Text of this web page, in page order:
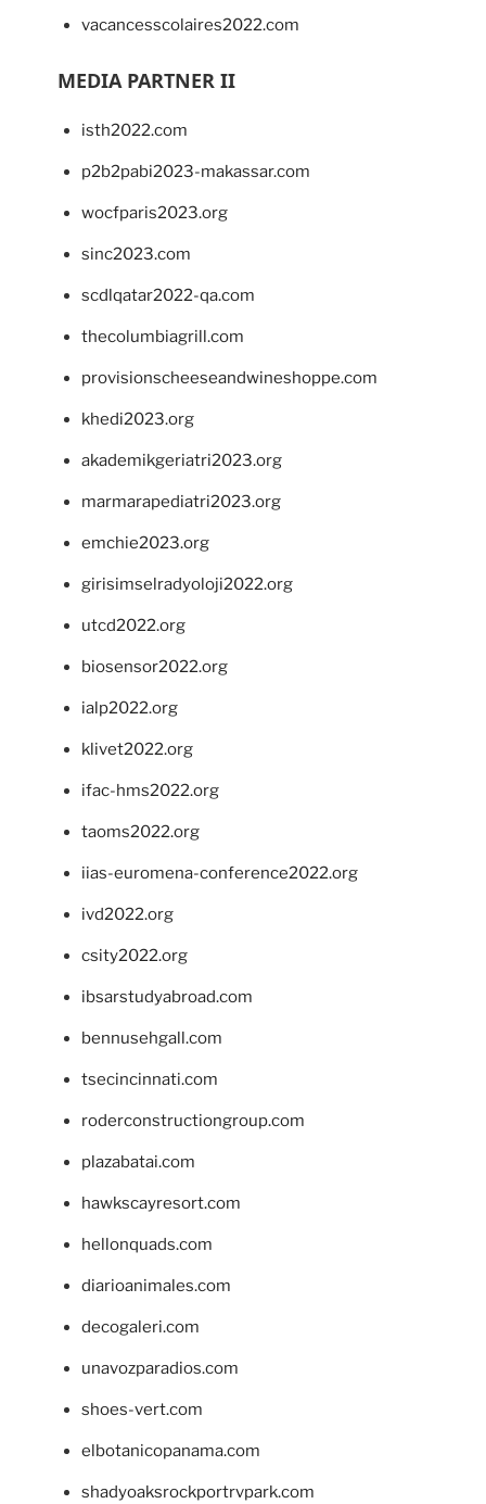
vacancesscolaires2022.com
MEDIA PARTNER II
isth2022.com
p2b2pabi2023-makassar.com
wocfparis2023.org
sinc2023.com
scdlqatar2022-qa.com
thecolumbiagrill.com
provisionscheeseandwineshoppe.com
khedi2023.org
akademikgeriatri2023.org
marmarapediatri2023.org
emchie2023.org
girisimselradyoloji2022.org
utcd2022.org
biosensor2022.org
ialp2022.org
klivet2022.org
ifac-hms2022.org
taoms2022.org
iias-euromena-conference2022.org
ivd2022.org
csity2022.org
ibsarstudyabroad.com
bennusehgall.com
tsecincinnati.com
roderconstructiongroup.com
plazabatai.com
hawkscayresort.com
hellonquads.com
diarioanimales.com
decogaleri.com
unavozparadios.com
shoes-vert.com
elbotanicopanama.com
shadyoaksrockportrvpark.com